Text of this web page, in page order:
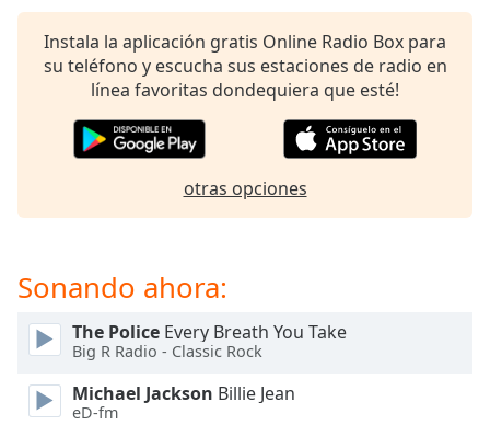
dialog
window.
window.
Text
Color
Instala la aplicación gratis Online Radio Box para
su teléfono y escucha sus estaciones de radio en
línea favoritas dondequiera que esté!
otras opciones
Sonando ahora:
The Police Every Breath You Take
Big R Radio - Classic Rock
Michael Jackson Billie Jean
eD-fm